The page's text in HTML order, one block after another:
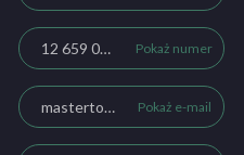
12 659 02 11 Pokaż numer
mastertom@mastertom.pl Pokaż e-mail